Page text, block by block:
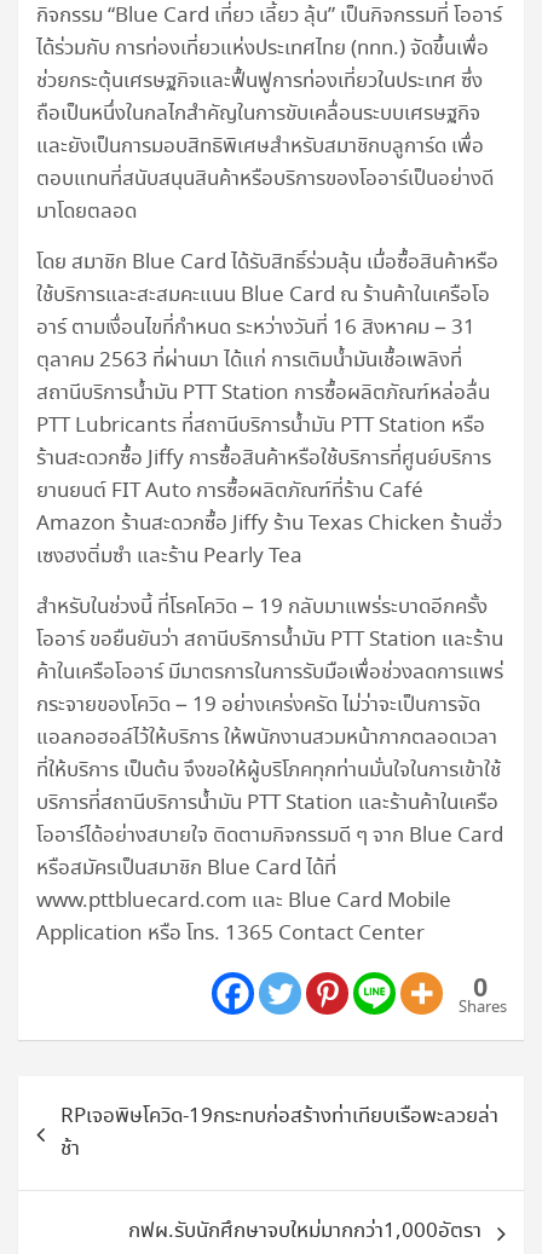
กิจกรรม “Blue Card เที่ยว เลี้ยว ลุ้น” เป็นกิจกรรมที่ โออาร์
ได้ร่วมกับ การท่องเที่ยวแห่งประเทศไทย (ททท.) จัดขึ้นเพื่อ
ช่วยกระตุ้นเศรษฐกิจและฟื้นฟูการท่องเที่ยวในประเทศ ซึ่ง
ถือเป็นหนึ่งในกลไกสำคัญในการขับเคลื่อนระบบเศรษฐกิจ
และยังเป็นการมอบสิทธิพิเศษสำหรับสมาชิกบลูการ์ด เพื่อ
ตอบแทนที่สนับสนุนสินค้าหรือบริการของโออาร์เป็นอย่างดี
มาโดยตลอด
โดย สมาชิก Blue Card ได้รับสิทธิ์ร่วมลุ้น เมื่อซื้อสินค้าหรือ
ใช้บริการและสะสมคะแนน Blue Card ณ ร้านค้าในเครือโอ
อาร์ ตามเงื่อนไขที่กำหนด ระหว่างวันที่ 16 สิงหาคม – 31
ตุลาคม 2563 ที่ผ่านมา ได้แก่ การเติมน้ำมันเชื้อเพลิงที่
สถานีบริการน้ำมัน PTT Station การซื้อผลิตภัณฑ์หล่อลื่น
PTT Lubricants ที่สถานีบริการน้ำมัน PTT Station หรือ
ร้านสะดวกซื้อ Jiffy การซื้อสินค้าหรือใช้บริการที่ศูนย์บริการ
ยานยนต์ FIT Auto การซื้อผลิตภัณฑ์ที่ร้าน Café
Amazon ร้านสะดวกซื้อ Jiffy ร้าน Texas Chicken ร้านฮั่ว
เซงฮงติ่มซำ และร้าน Pearly Tea
สำหรับในช่วงนี้ ที่โรคโควิด – 19 กลับมาแพร่ระบาดอีกครั้ง
โออาร์ ขอยืนยันว่า สถานีบริการน้ำมัน PTT Station และร้าน
ค้าในเครือโออาร์ มีมาตรการในการรับมือเพื่อช่วงลดการแพร่
กระจายของโควิด – 19 อย่างเคร่งครัด ไม่ว่าจะเป็นการจัด
แอลกอฮอล์ไว้ให้บริการ ให้พนักงานสวมหน้ากากตลอดเวลา
ที่ให้บริการ เป็นต้น จึงขอให้ผู้บริโภคทุกท่านมั่นใจในการเข้าใช้
บริการที่สถานีบริการน้ำมัน PTT Station และร้านค้าในเครือ
โออาร์ได้อย่างสบายใจ ติดตามกิจกรรมดี ๆ จาก Blue Card
หรือสมัครเป็นสมาชิก Blue Card ได้ที่
www.pttbluecard.com และ Blue Card Mobile
Application หรือ โทร. 1365 Contact Center
0
Shares
เรื่องRPเจอพิษโควิด-19กระทบก่อสร้างท่าเทียบเรือพะลวยล่า
ช้า
กฟผ.รับนักศึกษาจบใหม่มากกว่า1,000อัตรา